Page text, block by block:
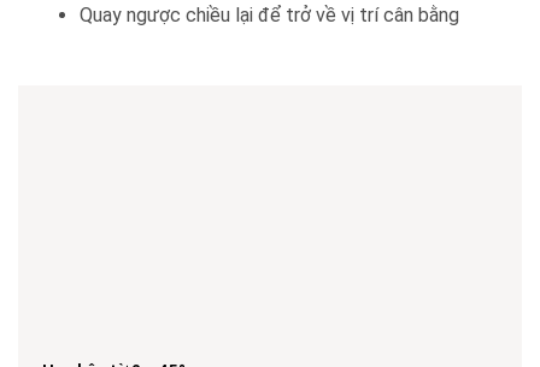
Quay ngược chiều lại để trở về vị trí cân bằng